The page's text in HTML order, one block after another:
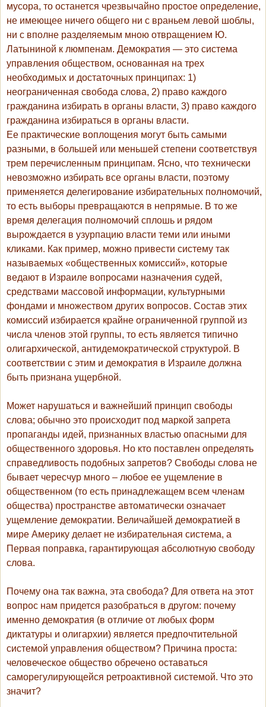
мусора, то останется чрезвычайно простое определение,
не имеющее ничего общего ни с враньем левой шоблы,
ни с вполне разделяемым мною отвращением Ю.
Латыниной к люмпенам. Демократия — это система
управления обществом, основанная на трех
необходимых и достаточных принципах: 1)
неограниченная свобода слова, 2) право каждого
гражданина избирать в органы власти, 3) право каждого
гражданина избираться в органы власти.
Ее практические воплощения могут быть самыми
разными, в большей или меньшей степени соответствуя
трем перечисленным принципам. Ясно, что технически
невозможно избирать все органы власти, поэтому
применяется делегирование избирательных полномочий,
то есть выборы превращаются в непрямые. В то же
время делегация полномочий сплошь и рядом
вырождается в узурпацию власти теми или иными
кликами. Как пример, можно привести систему так
называемых «общественных комиссий», которые
ведают в Израиле вопросами назначения судей,
средствами массовой информации, культурными
фондами и множеством других вопросов. Состав этих
комиссий избирается крайне ограниченной группой из
числа членов этой группы, то есть является типично
олигархической, антидемократической структурой. В
соответствии с этим и демократия в Израиле должна
быть признана ущербной.
Может нарушаться и важнейший принцип свободы
слова; обычно это происходит под маркой запрета
пропаганды идей, признанных властью опасными для
общественного здоровья. Но кто поставлен определять
справедливость подобных запретов? Свободы слова не
бывает чересчур много – любое ее ущемление в
общественном (то есть принадлежащем всем членам
общества) пространстве автоматически означает
ущемление демократии. Величайшей демократией в
мире Америку делает не избирательная система, а
Первая поправка, гарантирующая абсолютную свободу
слова.
Почему она так важна, эта свобода? Для ответа на этот
вопрос нам придется разобраться в другом: почему
именно демократия (в отличие от любых форм
диктатуры и олигархии) является предпочтительной
системой управления обществом? Причина проста:
человеческое общество обречено оставаться
саморегулирующейся ретроактивной системой. Что это
значит?